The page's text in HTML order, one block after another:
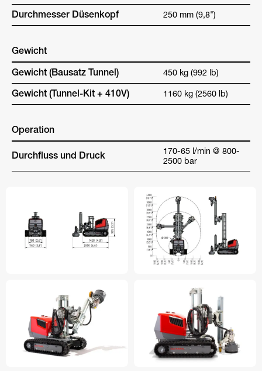
Durchmesser Düsenkopf 250 mm (9,8")
Gewicht
Gewicht (Bausatz Tunnel) 450 kg (992 lb)
Gewicht (Tunnel-Kit + 410V) 1160 kg (2560 lb)
Operation
Durchfluss und Druck
170-65 l/min @ 800-
2500 bar